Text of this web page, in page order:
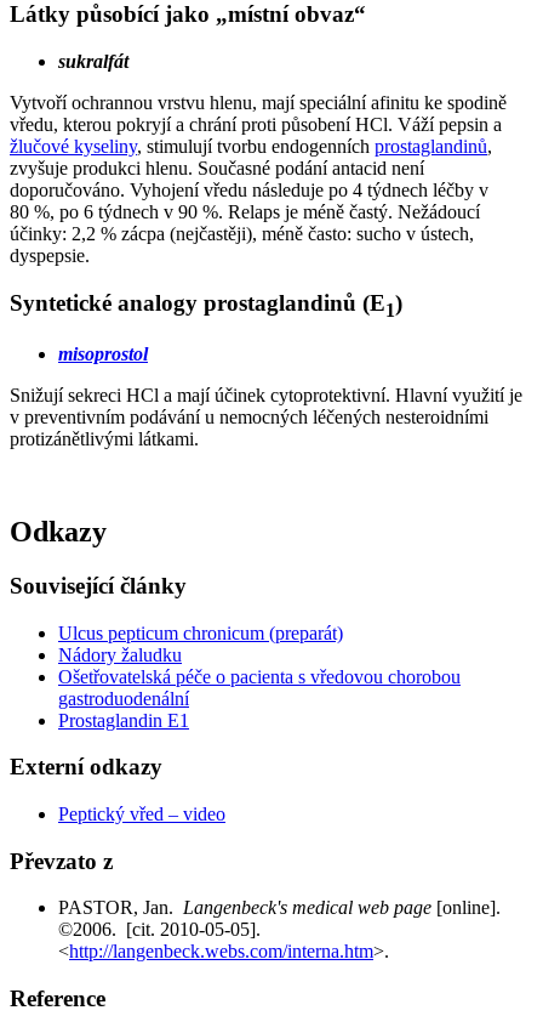
Látky působící jako „místní obvaz“
sukralfát
Vytvoří ochrannou vrstvu hlenu, mají speciální afinitu ke spodině
vředu, kterou pokryjí a chrání proti působení HCl. Váží pepsin a
žlučové kyseliny, stimulují tvorbu endogenních prostaglandinů,
zvyšuje produkci hlenu. Současné podání antacid není
doporučováno. Vyhojení vředu následuje po 4 týdnech léčby v
80 %, po 6 týdnech v 90 %. Relaps je méně častý. Nežádoucí
účinky: 2,2 % zácpa (nejčastěji), méně často: sucho v ústech,
dyspepsie.
Syntetické analogy prostaglandinů (E1)
misoprostol
Snižují sekreci HCl a mají účinek cytoprotektivní. Hlavní využití je
v preventivním podávání u nemocných léčených nesteroidními
protizánětlivými látkami.
Odkazy
Související články
Ulcus pepticum chronicum (preparát)
Nádory žaludku
Ošetřovatelská péče o pacienta s vředovou chorobou
gastroduodenální
Prostaglandin E1
Externí odkazy
Peptický vřed – video
Převzato z
PASTOR, Jan. Langenbeck's medical web page [online].
©2006. [cit. 2010-05-05].
<http://langenbeck.webs.com/interna.htm>.
Reference